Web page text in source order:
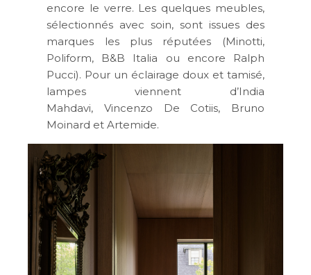
encore le verre. Les quelques meubles,
sélectionnés avec soin, sont issues des
marques les plus réputées (Minotti,
Poliform, B&B Italia ou encore Ralph
Pucci). Pour un éclairage doux et tamisé,
lampes viennent d’India
Mahdavi, Vincenzo De Cotiis, Bruno
Moinard et Artemide.